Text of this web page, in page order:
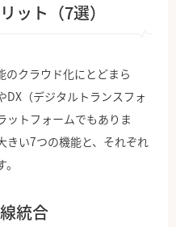
ット（7選）
のクラウド化にとどまら
DX（デジタルトランスフォ
ットフォームでもありま
きい7つの機能と、それぞれ
統合